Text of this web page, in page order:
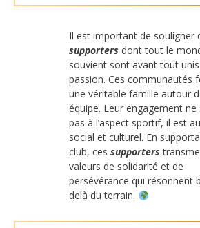
Il est important de souligner
supporters dont tout le
souvient sont avant tout
passion. Ces communautés
une véritable famille autour
équipe. Leur engagement ne
pas à l’aspect sportif, il est
social et culturel. En
club, ces supporters
valeurs de solidarité et de
persévérance qui résonnent
delà du terrain.